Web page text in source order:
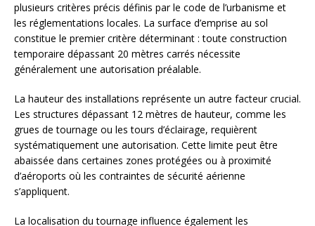
plusieurs critères précis définis par le code de l’urbanisme et
les réglementations locales. La surface d’emprise au sol
constitue le premier critère déterminant : toute construction
temporaire dépassant 20 mètres carrés nécessite
généralement une autorisation préalable.
La hauteur des installations représente un autre facteur crucial.
Les structures dépassant 12 mètres de hauteur, comme les
grues de tournage ou les tours d’éclairage, requièrent
systématiquement une autorisation. Cette limite peut être
abaissée dans certaines zones protégées ou à proximité
d’aéroports où les contraintes de sécurité aérienne
s’appliquent.
La localisation du tournage influence également les